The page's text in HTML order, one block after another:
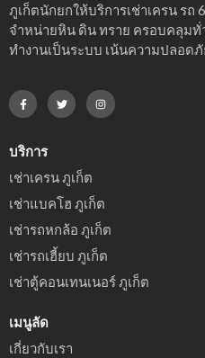
ภูเก็ตนักยกให้บริการเช่าเครน รถ
จำหน่ายหิน ดิน ทราย ครอบคลุมทั่
ทำงานเป็นระบบ เน้นความปลอด
บริการ
เช่าเครน ภูเก็ต
เช่าแบคโฮ ภูเก็ต
เช่ารถหกล้อ ภูเก็ต
เช่ารถเฮี้ยบ ภูเก็ต
เช่าตู้คอนเทนเนอร์ ภูเก็ต
เมนูลัด
เกี่ยวกับเรา